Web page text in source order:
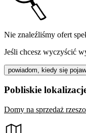
Nie znaleźliśmy ofert
Jeśli chcesz wyczyścić
powiadom, kiedy się
Pobliskie
Domy na sprzedaż